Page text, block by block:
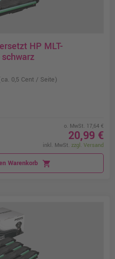
HP MLT-
0,5 Cent / Seite)
o. MwSt. 17,64 €
20,99 €
inkl. MwSt. zzgl. Versand
Warenkorb shopping_cart